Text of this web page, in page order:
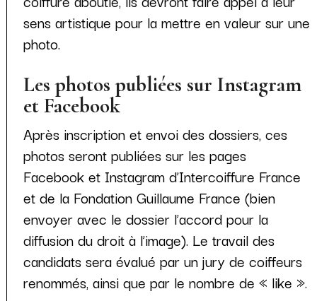
sens artistique pour la mettre en valeur sur une
photo.
Les photos publiées sur Instagram
et Facebook
Après inscription et envoi des dossiers, ces
photos seront publiées sur les pages
Facebook et Instagram d’Intercoiffure France
et de la Fondation Guillaume France (bien
envoyer avec le dossier l’accord pour la
diffusion du droit à l’image). Le travail des
candidats sera évalué par un jury de coiffeurs
renommés, ainsi que par le nombre de « like ».